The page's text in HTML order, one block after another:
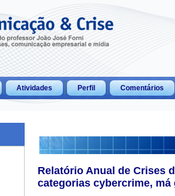
Atividades Perfil Comentários
Relatório Anual de Crises
categorias cybercrime, má